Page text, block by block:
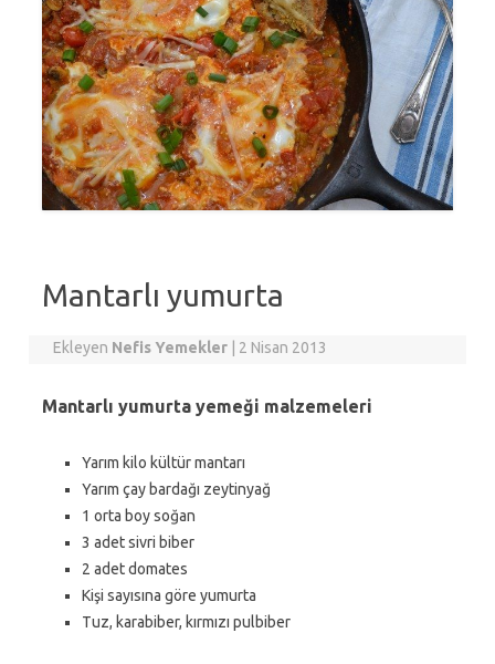
Mantarlı yumurta
Ekleyen Nefis Yemekler | 2 Nisan 2013
Mantarlı yumurta yemeği malzemeleri
Yarım kilo kültür mantarı
Yarım çay bardağı zeytinyağ
1 orta boy soğan
3 adet sivri biber
2 adet domates
Kişi sayısına göre yumurta
Tuz, karabiber, kırmızı pulbiber